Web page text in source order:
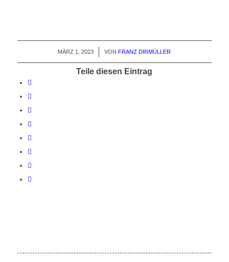
MÄRZ 1, 2023
/ VONFRANZ DIRMÜLLER
Teile diesen Eintrag